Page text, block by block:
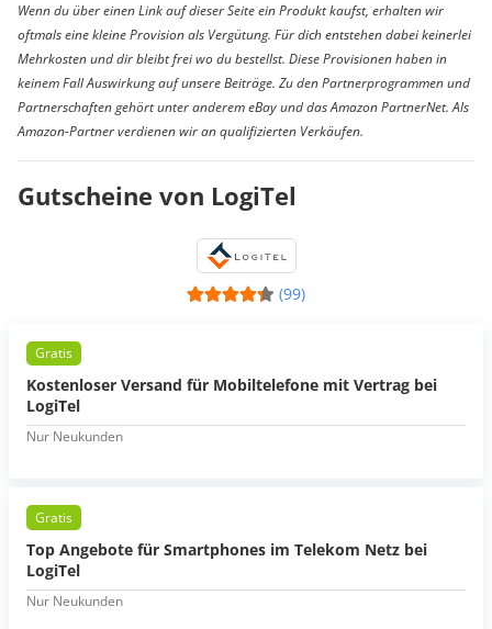
Wenn du über einen Link auf dieser Seite ein Produkt kaufst, erhalten wir
oftmals eine kleine Provision als Vergütung. Für dich entstehen dabei keinerlei
Mehrkosten und dir bleibt frei wo du bestellst. Diese Provisionen haben in
keinem Fall Auswirkung auf unsere Beiträge. Zu den Partnerprogrammen und
Partnerschaften gehört unter anderem eBay und das Amazon PartnerNet. Als
Amazon-Partner verdienen wir an qualifizierten Verkäufen.
Gutscheine von LogiTel
(99)
Gratis
Kostenloser Versand für Mobiltelefone mit Vertrag bei
LogiTel
Nur Neukunden
Gratis
Top Angebote für Smartphones im Telekom Netz bei
LogiTel
Nur Neukunden